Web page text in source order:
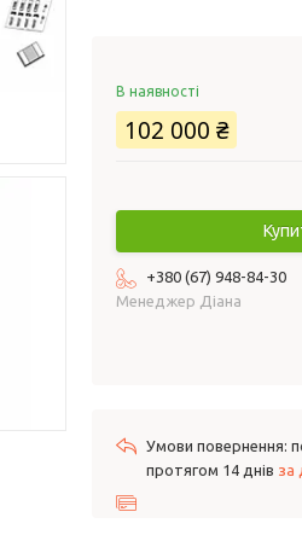
В наявності
102 000 ₴
+380 (67) 948-84-30
Менеджер Діана
протягом 14 днів за